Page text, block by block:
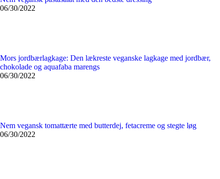
06/30/2022
Mors jordbærlagkage: Den lækreste veganske lagkage med jordbær,
chokolade og aquafaba marengs
06/30/2022
Nem vegansk tomattærte med butterdej, fetacreme og stegte løg
06/30/2022